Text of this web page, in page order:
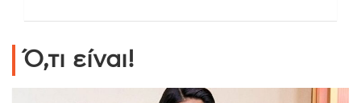
Ό,τι είναι!